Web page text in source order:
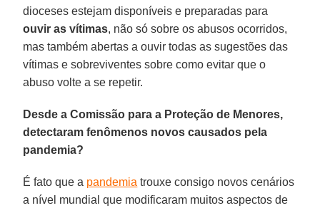
dioceses estejam disponíveis e preparadas para
ouvir as vítimas, não só sobre os abusos ocorridos,
mas também abertas a ouvir todas as sugestões das
vítimas e sobreviventes sobre como evitar que o
abuso volte a se repetir.
Desde a Comissão para a Proteção de Menores,
detectaram fenômenos novos causados pela
pandemia?
É fato que a pandemia trouxe consigo novos cenários
a nível mundial que modificaram muitos aspectos de